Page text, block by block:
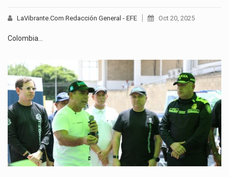
LaVibrante.Com Redacción General - EFE Oct 20, 2025
Colombia…